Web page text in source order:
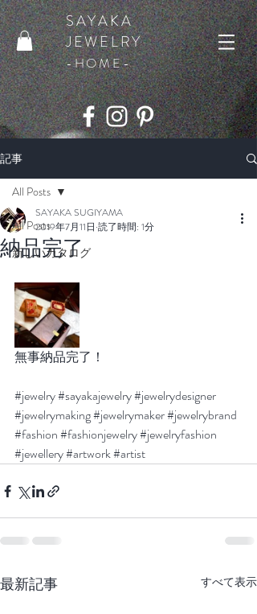
SAYAKA
JEWELRY
​-HOME-
記事
All Posts
新しいカタログ
All Posts
納品完了
SAYAKA SUGIYAMA
2019年7月11日 読了時間: 1分
無事納品完了！
#jewelry#sayakajewelry#jewelrydesigner
#jewelrymaking#jewelrymaker#jewelrybrand
#fashion#fashionjewelry#jewelryfashion
#jewellery#artwork#artist
最新記事 すべて表示